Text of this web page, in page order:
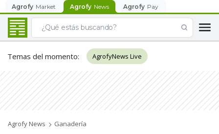
Agrofy Market Agrofy News Agrofy Pay
Temas del momento: AgrofyNews Live
Agrofy News Ganadería